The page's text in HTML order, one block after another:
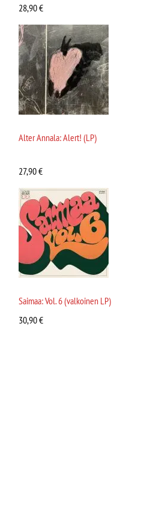
28,90€
Alter Annala: Alert! (LP)
27,90€
Saimaa: Vol. 6 (valkoinen LP)
30,90€